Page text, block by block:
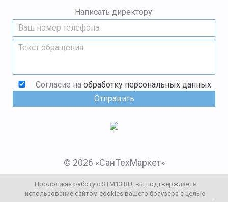
Мы в социальных сетях:
© 2026 «СанТехМаркет»
Написать директору:
Согласие на обработку персональных данных
Продолжая работу с STM13.RU, вы подтверждаете
использование сайтом cookies вашего браузера с целью